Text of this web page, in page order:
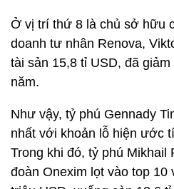
Ở vị trí thứ 8 là chủ sở hữu
doanh tư nhân Renova,
tài sản 15,8 tỉ USD, đã
năm.
Như vậy, tỷ phú Gennady
nhất với khoản lỗ hiện ước
Trong khi đó, tỷ phú Mikhail
đoàn Onexim lọt vào top 10